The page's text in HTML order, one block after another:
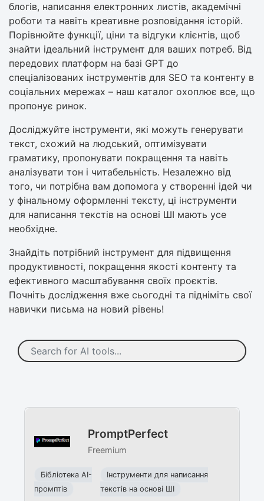
блогів, написання електронних листів, академічні
роботи та навіть креативне розповідання історій.
Порівнюйте функції, ціни та відгуки клієнтів, щоб
знайти ідеальний інструмент для ваших потреб. Від
передових платформ на базі GPT до
спеціалізованих інструментів для SEO та контенту в
соціальних мережах – наш каталог охоплює все, що
пропонує ринок.
Досліджуйте інструменти, які можуть генерувати
текст, схожий на людський, оптимізувати
граматику, пропонувати покращення та навіть
аналізувати тон і читабельність. Незалежно від
того, чи потрібна вам допомога у створенні ідей чи
у фінальному оформленні тексту, ці інструменти
для написання текстів на основі ШІ мають усе
необхідне.
Знайдіть потрібний інструмент для підвищення
продуктивності, покращення якості контенту та
ефективного масштабування своїх проєктів.
Почніть дослідження вже сьогодні та підніміть свої
навички письма на новий рівень!
PromptPerfect
Freemium
Бібліотека AI-
промптів
Інструменти для написання
текстів на основі ШІ